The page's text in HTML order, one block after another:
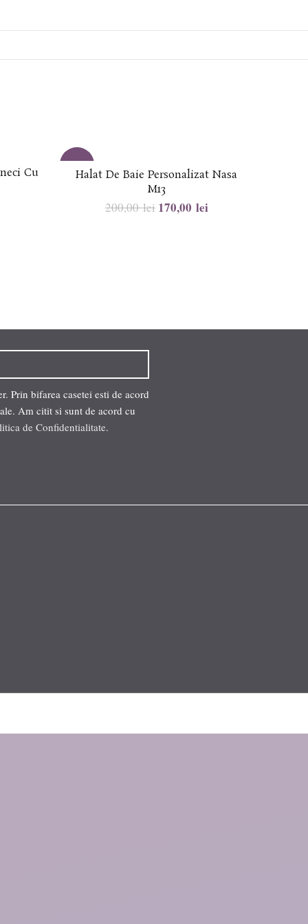
Cu
-15%
Halat De Baie Personalizat Nasa
M13
200,00lei 170,00 lei
Prin bifarea casetei esti de acord
Am citit si sunt de acord cu
de Confidentialitate.